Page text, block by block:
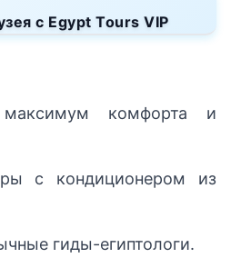
с Egypt Tours VIP
комфорта и
с кондиционером из
гиды-египтологи.